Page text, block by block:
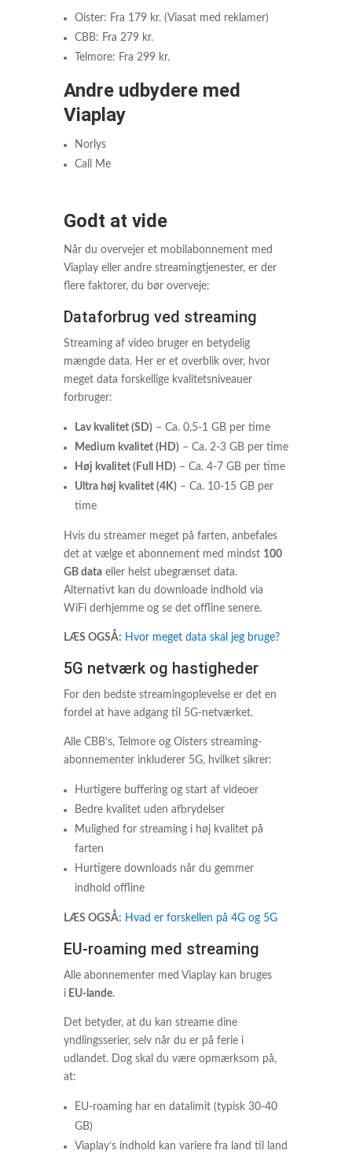
Oister: Fra 179 kr. (Viasat med reklamer)
CBB: Fra 279 kr.
Telmore: Fra 299 kr.
Andre udbydere med
Viaplay
Norlys
Call Me
Godt at vide
Når du overvejer et mobilabonnement med
Viaplay eller andre streamingtjenester, er der
flere faktorer, du bør overveje:
Dataforbrug ved streaming
Streaming af video bruger en betydelig
mængde data. Her er et overblik over, hvor
meget data forskellige kvalitetsniveauer
forbruger:
Lav kvalitet (SD)– Ca. 0,5-1 GB per time
Medium kvalitet (HD)– Ca. 2-3 GB per time
Høj kvalitet (Full HD)– Ca. 4-7 GB per time
Ultra høj kvalitet (4K)– Ca. 10-15 GB per
time
Hvis du streamer meget på farten, anbefales
det at vælge et abonnement med mindst 100
GB dataeller helst ubegrænset data.
Alternativt kan du downloade indhold via
WiFi derhjemme og se det offline senere.
LÆS OGSÅ: Hvor meget data skal jeg bruge?
5G netværk og hastigheder
For den bedste streamingoplevelse er det en
fordel at have adgang til 5G-netværket.
Alle CBB’s, Telmore og Oisters streaming-
abonnementer inkluderer 5G, hvilket sikrer:
Hurtigere buffering og start af videoer
Bedre kvalitet uden afbrydelser
Mulighed for streaming i høj kvalitet på
farten
Hurtigere downloads når du gemmer
indhold offline
LÆS OGSÅ: Hvad er forskellen på 4G og 5G
EU-roaming med streaming
Alle abonnementer med Viaplay kan bruges
iEU-lande.
Det betyder, at du kan streame dine
yndlingsserier, selv når du er på ferie i
udlandet. Dog skal du være opmærksom på,
at:
EU-roaming har en datalimit (typisk 30-40
GB)
Viaplay’s indhold kan variere fra land til land